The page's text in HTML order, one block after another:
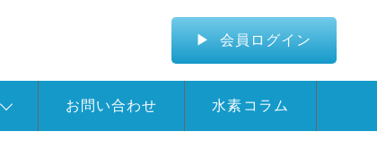
会員ログイン
お問い合わせ 水素コラム